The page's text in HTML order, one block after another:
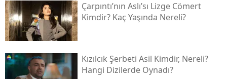
Çarpıntı’nın Aslı’sı Lizge Cömert
Kimdir? Kaç Yaşında Nereli?
Kızılcık Şerbeti Asil Kimdir, Nereli?
Hangi Dizilerde Oynadı?